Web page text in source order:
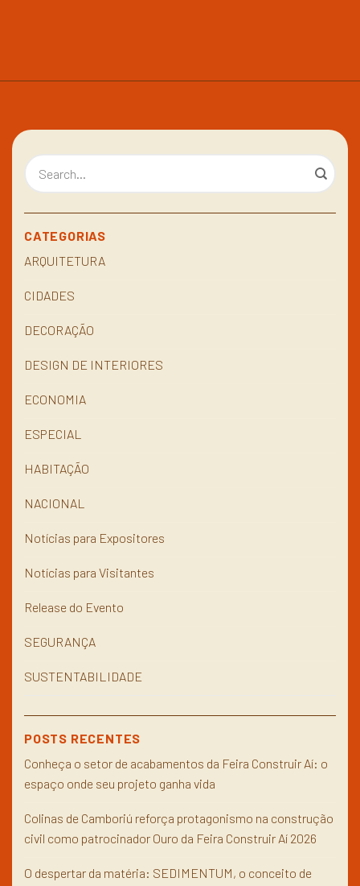
CATEGORIAS
ARQUITETURA
CIDADES
DECORAÇÃO
DESIGN DE INTERIORES
ECONOMIA
ESPECIAL
HABITAÇÃO
NACIONAL
Notícias para Expositores
Notícias para Visitantes
Release do Evento
SEGURANÇA
SUSTENTABILIDADE
POSTS RECENTES
Conheça o setor de acabamentos da Feira Construir Aí: o
espaço onde seu projeto ganha vida
Colinas de Camboriú reforça protagonismo na construção
civil como patrocinador Ouro da Feira Construir Aí 2026
O despertar da matéria: SEDIMENTUM, o conceito de